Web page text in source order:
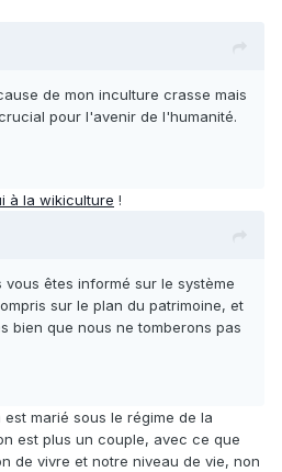
de mon inculture crasse mais
pour l'avenir de l'humanité.
à la wikiculture !
êtes informé sur le système
sur le plan du patrimoine, et
bien que nous ne tomberons pas
marié sous le régime de la
est plus un couple, avec ce que
de vivre et notre niveau de vie, non